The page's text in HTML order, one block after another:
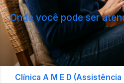
Onde você pode ser
Clínica A M E D (Assistência